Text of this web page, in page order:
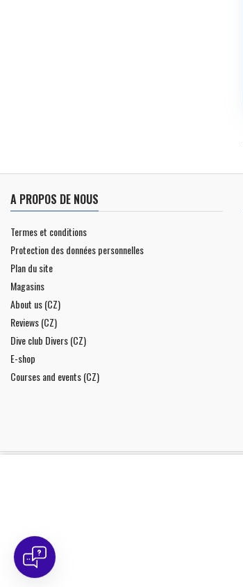
A PROPOS DE NOUS
Termes et conditions
Protection des données personnelles
Plan du site
Magasins
About us (CZ)
Reviews (CZ)
Dive club Divers (CZ)
E-shop
Courses and events (CZ)